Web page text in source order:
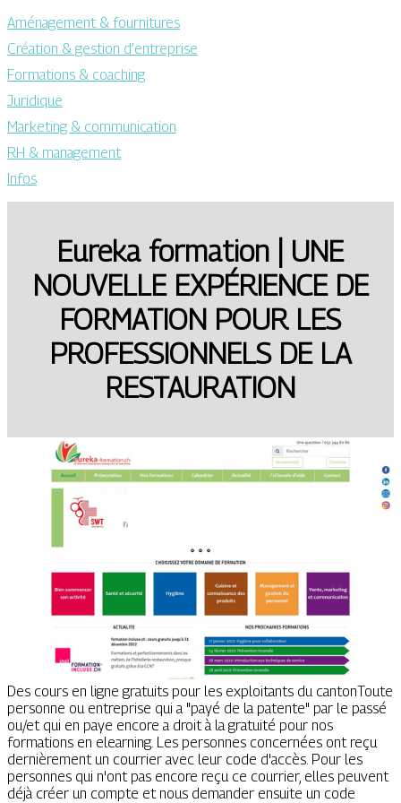
Aménagement & fournitures
Création & gestion d’entreprise
Formations & coaching
Juridique
Marketing & communication
RH & management
Infos
Eureka formation | UNE
NOUVELLE EXPÉRIENCE DE
FORMATION POUR LES
PROFES­SIONNELS DE LA
RES­TAURATION
Des cours en ligne gratuits pour les exploitants du cantonToute
personne ou entreprise qui a "payé de la patente" par le passé
ou/et qui en paye encore a droit à la gratuité pour nos
formations en elearning. Les personnes concernées ont reçu
dernièrement un courrier avec leur code d'accès. Pour les
personnes qui n'ont pas encore reçu ce courrier, elles peuvent
déjà créer un compte et nous demander ensuite un code